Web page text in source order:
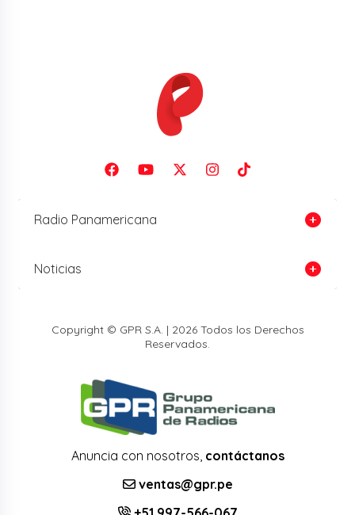
Radio Panamericana
Noticias
Copyright © GPR S.A. | 2026 Todos los Derechos
Reservados.
Anuncia con nosotros, contáctanos
ventas@gpr.pe